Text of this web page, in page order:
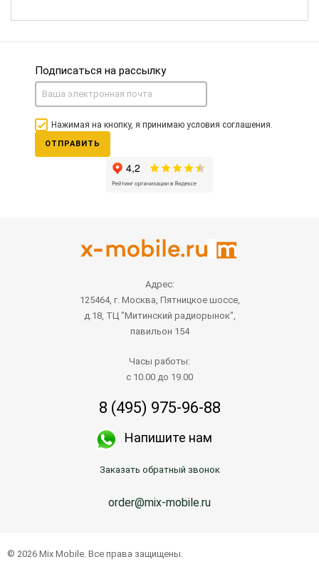
Подписаться на рассылку
Нажимая на кнопку, я принимаю условия соглашения.
ОТПРАВИТЬ
Адрес:
125464, г. Москва, Пятницкое шоссе,
д.18, ТЦ "Митинский радиорынок",
павильон 154
Часы работы:
с 10.00 до 19.00
8 (495) 975-96-88
Напишите нам
Заказать обратный звонок
order@mix-mobile.ru
© 2026 Mix Mobile. Все права защищены.